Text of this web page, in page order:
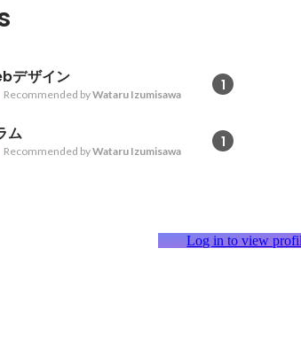
デザイン 1
Recommended byWataru Izumisawa
ム 1
Recommended byWataru Izumisawa
Log in to view